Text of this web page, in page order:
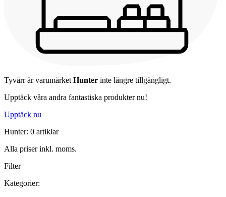
Tyvärr är varumärket Hunter inte längre tillgängligt.
Upptäck våra andra fantastiska produkter nu!
Upptäck nu
Hunter: 0 artiklar
Alla priser inkl. moms.
Filter
Kategorier: